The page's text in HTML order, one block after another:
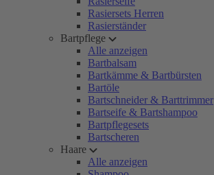
Rasiersets Herren
Rasierständer
Bartpflege
Alle anzeigen
Bartbalsam
Bartkämme & Bartbürsten
Bartöle
Bartschneider & Barttrimmer
Bartseife & Bartshampoo
Bartpflegesets
Bartscheren
Haare
Alle anzeigen